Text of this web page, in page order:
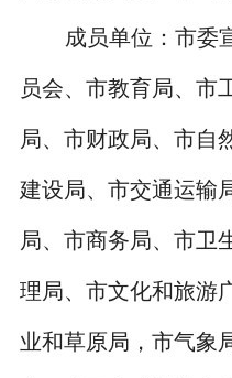
成员单位：市委
员会、市教育局、市
局、市财政局、市自
建设局、市交通运输
局、市商务局、市卫
理局、市文化和旅游
业和草原局，市气象